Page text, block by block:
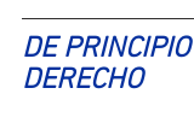
DE
DERECHO